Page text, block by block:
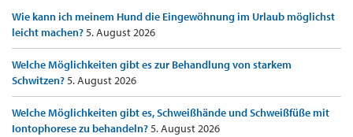
Wie kann ich meinem Hund die Eingewöhnung im Urlaub möglichst
leicht machen?5. August 2026
Welche Möglichkeiten gibt es zur Behandlung von starkem
Schwitzen?5. August 2026
Welche Möglichkeiten gibt es, Schweißhände und Schweißfüße mit
Iontophorese zu behandeln?5. August 2026